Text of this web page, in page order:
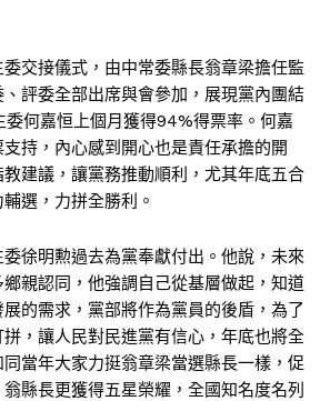
交接儀式，由中常委縣長翁章梁擔任監
評委全部出席與會參加，展現黨內團結
委何嘉恒上個月獲得94%得票率。何嘉
持，內心感到開心也是責任承擔的開
建議，讓黨務推動順利，尤其年底五合
選，力拼全勝利。
徐明勲過去為黨奉獻付出。他說，未來
親認同，他強調自己從基層做起，知道
的需求，黨部將作為黨員的後盾，為了
，讓人民對民進黨有信心，年底也將全
當年大家力挺翁章梁當選縣長一樣，促
縣長更獲得五星榮耀，全國知名度名列